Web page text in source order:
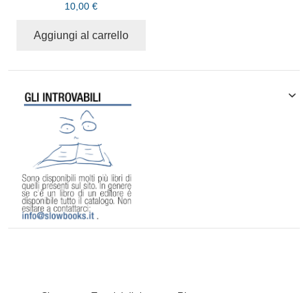
10,00 €
Aggiungi al carrello